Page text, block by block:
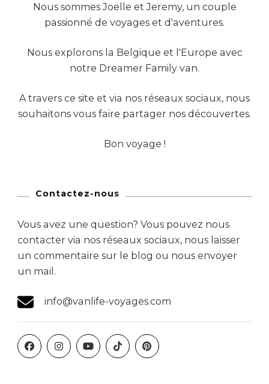
Nous sommes Joelle et Jeremy, un couple
passionné de voyages et d'aventures.
Nous explorons la Belgique et l'Europe avec
notre Dreamer Family van.
A travers ce site et via nos réseaux sociaux, nous
souhaitons vous faire partager nos découvertes.
Bon voyage !
Contactez-nous
Vous avez une question? Vous pouvez nous
contacter via nos réseaux sociaux, nous laisser
un commentaire sur le blog ou nous envoyer
un mail.
info@vanlife-voyages.com